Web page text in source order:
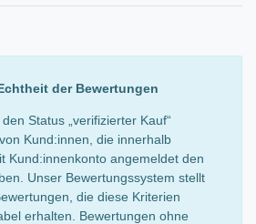
der Bewertungen
Status „verifizierter Kauf“
Kund:innen, die innerhalb
Kund:innenkonto angemeldet den
Unser Bewertungssystem stellt
die diese Kriterien
erhalten. Bewertungen ohne